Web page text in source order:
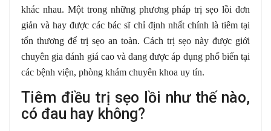
khác nhau. Một trong những phương pháp trị sẹo lồi đơn
giản và hay được các bác sĩ chỉ định nhất chính là tiêm tại
tổn thương để trị sẹo an toàn. Cách trị sẹo này được giới
chuyên gia đánh giá cao và đang được áp dụng phổ biến tại
các bệnh viện, phòng khám chuyên khoa uy tín.
Tiêm điều trị sẹo lồi như thế nào,
có đau hay không?